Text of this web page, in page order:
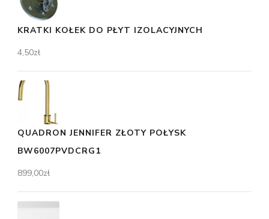
KRATKI KOŁEK DO PŁYT IZOLACYJNYCH
4,50zł
QUADRON JENNIFER ZŁOTY POŁYSK
BW6007PVDCRG1
899,00zł